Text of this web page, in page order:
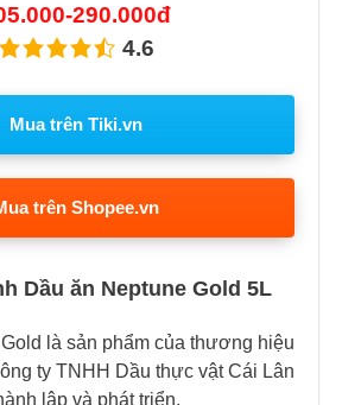
290.000đ
4.6
Mua trên Tiki.vn
trên Shopee.vn
Dầu ăn Neptune Gold 5L
là sản phẩm của thương hiệu
ty TNHH Dầu thực vật Cái Lân
lập và phát triển.